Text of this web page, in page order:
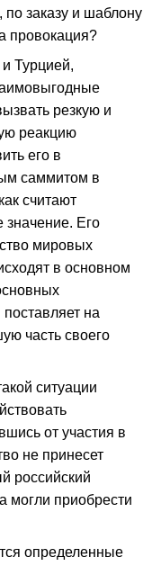
по заказу и шаблону
провокация?
Турцией,
резкую и
реакцию
его в
саммитом в
считают
значение. Его
мировых
в основном
на
часть своего
ситуации
от участия в
не принесет
российский
могли приобрести
определенные